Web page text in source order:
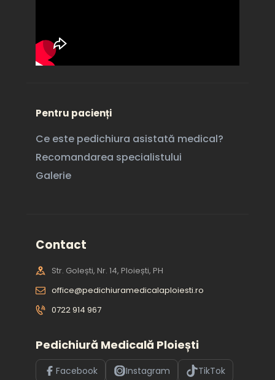
Pentru pacienți
Ce este pedichiura asistată medical?
Recomandarea specialistului
Galerie
Contact
Str. Golești, Nr. 14, Ploiești, PH
office@pedichiuramedicalaploiesti.ro
0722 914 967
Pedichiură Medicală Ploiești
Facebook Instagram TikTok